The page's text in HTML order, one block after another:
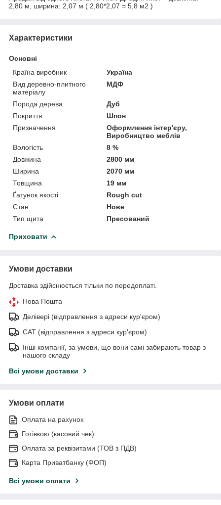
2,80 м, ширина: 2,07 м ( 2,80*2,07 = 5,8 м2 )
Характеристики
Основні
Країна виробник
Україна
Вид деревно-плитного
матеріалу
МДФ
Порода дерева
Дуб
Покриття
Шпон
Призначення
Оформлення інтер'єру,
Виробництво меблів
Вологість
8 %
Довжина
2800 мм
Ширина
2070 мм
Товщина
19 мм
Ґатунок якості
Rough cut
Стан
Нове
Тип щита
Пресований
Приховати
Умови доставки
Доставка здійснюється тільки по передоплаті.
Нова Пошта
Делівері (відправлення з адреси кур'єром)
САТ (відправлення з адреси кур'єром)
Інші компанії, за умови, що вони самі забирають товар з
нашого складу
Всі умови доставки
Умови оплати
Оплата на рахунок
Готівкою (касовий чек)
Оплата за реквізитами (ТОВ з ПДВ)
Карта Приватбанку (ФОП)
Всі умови оплати